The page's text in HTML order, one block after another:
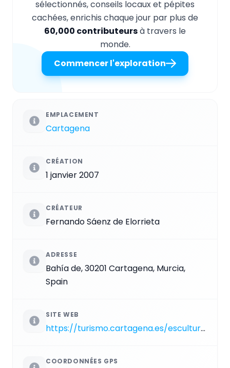
sélectionnés, conseils locaux et pépites
cachées, enrichis chaque jour par plus de
60,000 contributeursà travers le
monde.
Commencer l'exploration
EMPLACEMENT
Cartagena
CRÉATION
1 janvier 2007
CRÉATEUR
Fernando Sáenz de Elorrieta
ADRESSE
Bahía de, 30201 Cartagena, Murcia,
Spain
SITE WEB
https://turismo.cartagena.es/esculturas.asp
COORDONNÉES GPS